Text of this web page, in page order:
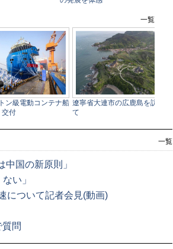
一覧
国の新原則」
い」
について記者会見(動画)
問